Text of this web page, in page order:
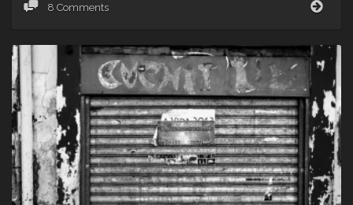
8 Comments